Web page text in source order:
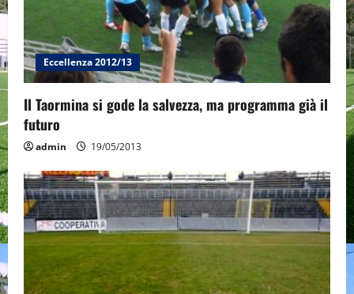
o
n
Eccellenza 2012/13
Il Taormina si gode la salvezza, ma programma già il
futuro
admin 19/05/2013